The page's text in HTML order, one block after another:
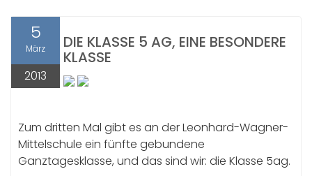
5
März
2013
DIE KLASSE 5 AG, EINE BESONDERE
KLASSE
Zum dritten Mal gibt es an der Leonhard-Wagner-
Mittelschule ein fünfte gebundene
Ganztagesklasse, und das sind wir: die Klasse 5ag.